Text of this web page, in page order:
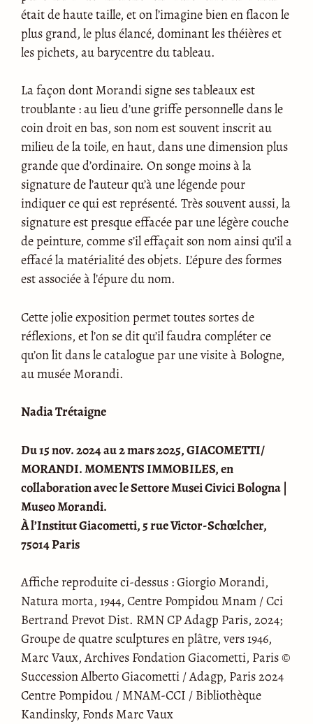
était de haute taille, et on l’imagine bien en flacon le
plus grand, le plus élancé, dominant les théières et
les pichets, au barycentre du tableau.
La façon dont Morandi signe ses tableaux est
troublante : au lieu d’une griffe personnelle dans le
coin droit en bas, son nom est souvent inscrit au
milieu de la toile, en haut, dans une dimension plus
grande que d’ordinaire. On songe moins à la
signature de l’auteur qu’à une légende pour
indiquer ce qui est représenté. Très souvent aussi, la
signature est presque effacée par une légère couche
de peinture, comme s’il effaçait son nom ainsi qu’il a
effacé la matérialité des objets. L’épure des formes
est associée à l’épure du nom.
Cette jolie exposition permet toutes sortes de
réflexions, et l’on se dit qu’il faudra compléter ce
qu’on lit dans le catalogue par une visite à Bologne,
au musée Morandi.
Nadia Trétaigne
Du 15 nov. 2024 au 2 mars 2025, GIACOMETTI/
MORANDI. MOMENTS IMMOBILES, en
collaboration avec le Settore Musei Civici Bologna |
Museo Morandi.
À l’Institut Giacometti, 5 rue Victor-Schœlcher,
75014 Paris
Affiche reproduite ci-dessus : Giorgio Morandi,
Natura morta, 1944, Centre Pompidou Mnam / Cci
Bertrand Prevot Dist. RMN CP Adagp Paris, 2024;
Groupe de quatre sculptures en plâtre, vers 1946,
Marc Vaux, Archives Fondation Giacometti, Paris ©
Succession Alberto Giacometti / Adagp, Paris 2024
Centre Pompidou / MNAM-CCI / Bibliothèque
Kandinsky, Fonds Marc Vaux